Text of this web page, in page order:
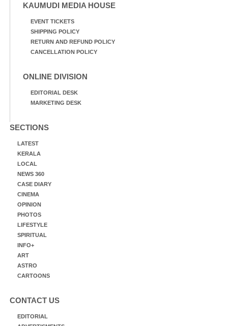
KAUMUDI MEDIA HOUSE
EVENT TICKETS
SHIPPING POLICY
RETURN AND REFUND POLICY
CANCELLATION POLICY
ONLINE DIVISION
EDITORIAL DESK
MARKETING DESK
SECTIONS
LATEST
KERALA
LOCAL
NEWS 360
CASE DIARY
CINEMA
OPINION
PHOTOS
LIFESTYLE
SPIRITUAL
INFO+
ART
ASTRO
CARTOONS
CONTACT US
EDITORIAL